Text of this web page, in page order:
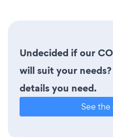
Undecided if our
will suit your
details you need.
See